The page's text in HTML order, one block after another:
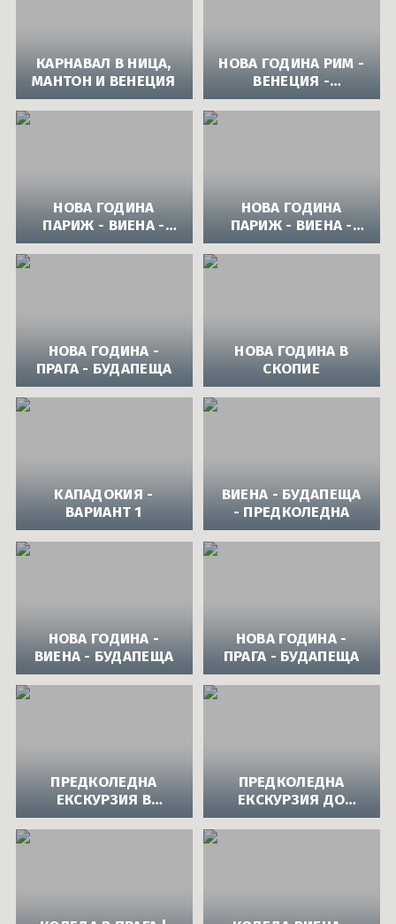
КАРНАВАЛ В НИЦА,
МАНТОН И ВЕНЕЦИЯ
НОВА ГОДИНА РИМ -
ВЕНЕЦИЯ -
ФЛОРЕНЦИЯ
НОВА ГОДИНА
ПАРИЖ - ВИЕНА -
ЗАЛЦБУРГ
НОВА ГОДИНА
ПАРИЖ - ВИЕНА -
ЗАЛЦБУРГ -
ИКОНОМИЧЕН
НОВА ГОДИНА -
ПРАГА - БУДАПЕЩА
НОВА ГОДИНА В
СКОПИЕ
KАПАДОКИЯ -
ВАРИАНТ 1
ВИЕНА - БУДАПЕЩА
- ПРЕДКОЛЕДНА
НОВА ГОДИНА -
ВИЕНА - БУДАПЕЩА
НОВА ГОДИНА -
ПРАГА - БУДАПЕЩА
ПРЕДКОЛЕДНА
ЕКСКУРЗИЯ В
СТРАСБУРГ |
ПРЕДКОЛЕДНА
ПРЕДКОЛЕДНА
ЕКСКУРЗИЯ ДО
БАВАРСКИ ЗАМЪЦИ.
ЕКСКУРЗИЯ ДО